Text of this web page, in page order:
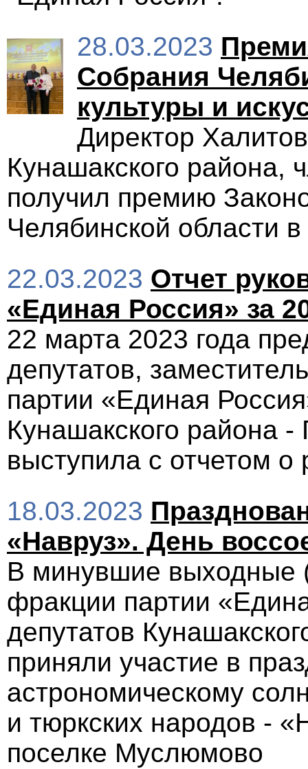
28.03.2023
Собрания
культуры и
Директор
Кунашакского района,
получил премию
Челябинской области
22.03.2023 Отчет
«Единая Россия» за
22 марта 2023 года
депутатов,
партии «Единая
Кунашакского района -
выступила с отчетом о
18.03.2023
«Навруз». День
В минувшие выходные
фракции партии
депутатов
приняли участие в
астрономическому
и тюркских народов -
поселке Муслюмово